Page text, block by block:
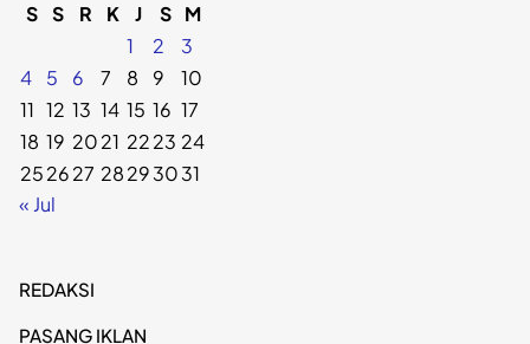
S S R K J S M
1
2
3
4
5 6 7 8 9
10
11 12 13 14 15 16 17
18 19 2021 2223 24
252627 28293031
« Jul
REDAKSI
PASANG IKLAN